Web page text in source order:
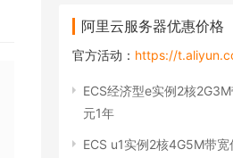
阿里云服务器优惠价格
官方活动： https://
ECS经济型e实例2核
元1年
ECS u1实例2核4G5M带